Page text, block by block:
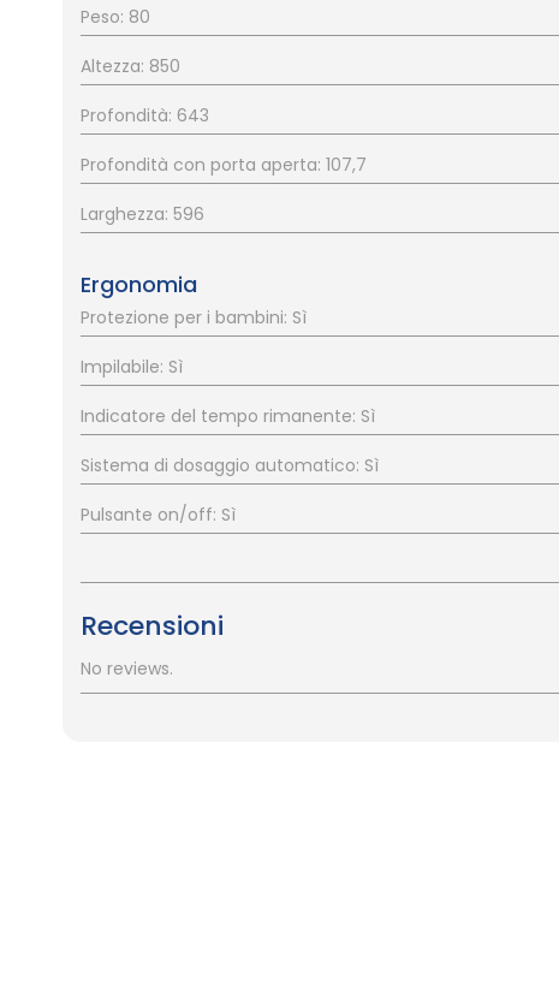
Peso: 80
Altezza: 850
Profondità: 643
Profondità con porta aperta: 107,7
Larghezza: 596
Ergonomia
Protezione per i bambini: Sì
Impilabile: Sì
Indicatore del tempo rimanente: Sì
Sistema di dosaggio automatico: Sì
Pulsante on/off: Sì
Recensioni
No reviews.